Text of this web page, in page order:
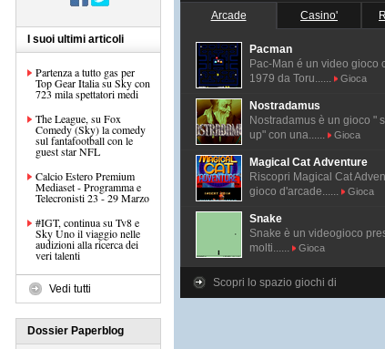
I suoi ultimi articoli
Partenza a tutto gas per
Top Gear Italia su Sky con
723 mila spettatori medi
The League, su Fox
Comedy (Sky) la comedy
sul fantafootball con le
guest star NFL
Calcio Estero Premium
Mediaset - Programma e
Telecronisti 23 - 29 Marzo
#IGT, continua su Tv8 e
Sky Uno il viaggio nelle
audizioni alla ricerca dei
veri talenti
Vedi tutti
Dossier Paperblog
Arcade Casino'
Pacman
Pac-Man é un video gioco
1979 da Toru......
Gioca
Nostradamus
Nostradamus è un gioco "
up" con una......
Gioca
Magical Cat Adventure
Riscopri Magical Cat
gioco d'arcade......
Gioca
Snake
Snake è un videogioco
molti......
Gioca
Scopri lo spazio giochi di